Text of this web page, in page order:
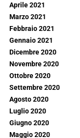
Aprile 2021
Marzo 2021
Febbraio 2021
Gennaio 2021
Dicembre 2020
Novembre 2020
Ottobre 2020
Settembre 2020
Agosto 2020
Luglio 2020
Giugno 2020
Maggio 2020